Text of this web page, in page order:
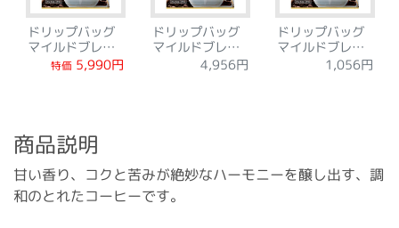
ドリップバッグ
マイルドブレン
ド 120袋
特価 5,990円
ドリップバッグ
マイルドブレン
4,956円
ドリップバッグ
マイルドブレン
1,056円
商品説明
甘い香り、コクと苦みが絶妙なハーモニーを醸し出す、調
和のとれたコーヒーです。